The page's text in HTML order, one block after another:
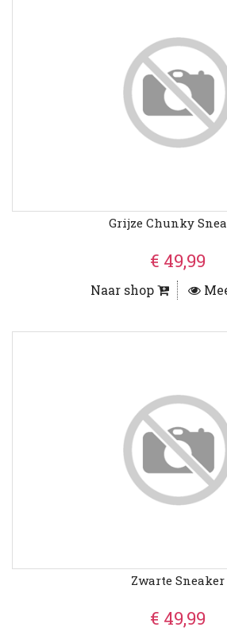
Grijze Chunky
€ 49,99
Naar shop
Zwarte Sneaker
€ 49,99